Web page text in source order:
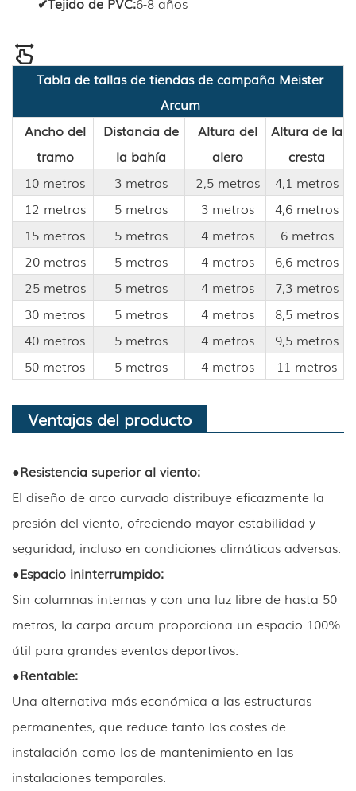
Tabla de tallas de tiendas de campaña Meister
Arcum
Ancho del
tramo
Distancia de
la bahía
Altura del
alero
Altura de la
cresta
10 metros
3 metros 2,5 metros
4,1 metros
12 metros
5 metros 3 metros
4,6 metros
15 metros
5 metros 4 metros
6 metros
20 metros
5 metros 4 metros
6,6 metros
25 metros
5 metros 4 metros
7,3 metros
30 metros
5 metros 4 metros
8,5 metros
40 metros
5 metros 4 metros
9,5 metros
50 metros
5 metros 4 metros 11 metros
Ventajas del producto
●Resistencia superior al viento:
El diseño de arco curvado distribuye eficazmente la
presión del viento, ofreciendo mayor estabilidad y
seguridad, incluso en condiciones climáticas adversas.
●Espacio ininterrumpido:
Sin columnas internas y con una luz libre de hasta 50
metros, la carpa arcum proporciona un espacio 100%
útil para grandes eventos deportivos.
●Rentable:
Una alternativa más económica a las estructuras
permanentes, que reduce tanto los costes de
instalación como los de mantenimiento en las
instalaciones temporales.